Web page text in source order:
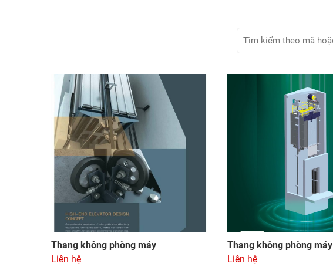
Thang không phòng máy
Liên hệ
Thang không phòng máy
Liên hệ